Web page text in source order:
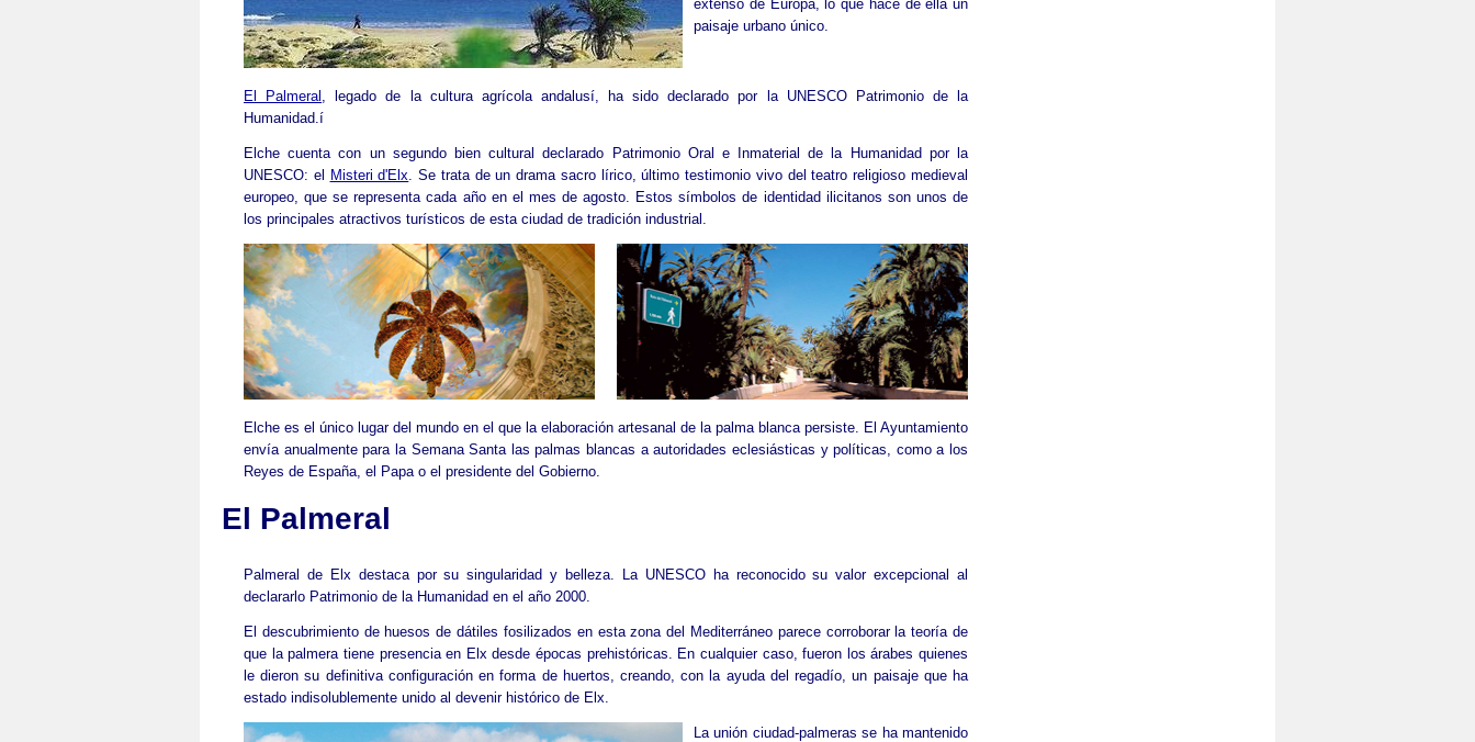
extenso de Europa, lo que hace de ella un
paisaje urbano único.
El Palmeral , legado de la cultura agrícola andalusí, ha sido declarado por la UNESCO Patrimonio de la
Humanidad.í
Elche cuenta con un segundo bien cultural declarado Patrimonio Oral e Inmaterial de la Humanidad por la
UNESCO: el
Misteri d'Elx. Se trata de un drama sacro lírico, último testimonio vivo del teatro religioso medieval
europeo, que se representa cada año en el mes de agosto. Estos símbolos de identidad ilicitanos son unos de
los principales atractivos turísticos de esta ciudad de tradición industrial.
Elche es el único lugar del mundo en el que la elaboración artesanal de la palma blanca persiste. El Ayuntamiento
envía anualmente para la Semana Santa las palmas blancas a autoridades eclesiásticas y políticas, como a los
Reyes de España, el Papa o el presidente del Gobierno.
El Palmeral
Palmeral de Elx destaca por su singularidad y belleza. La UNESCO ha reconocido su valor excepcional al
declararlo Patrimonio de la Humanidad en el año 2000.
El descubrimiento de huesos de dátiles fosilizados en esta zona del Mediterráneo parece corroborar la teoría de
que la palmera tiene presencia en Elx desde épocas prehistóricas. En cualquier caso, fueron los árabes quienes
le dieron su definitiva configuración en forma de huertos, creando, con la ayuda del regadío, un paisaje que ha
estado indisolublemente unido al devenir histórico de Elx.
La unión ciudad-palmeras se ha mantenido